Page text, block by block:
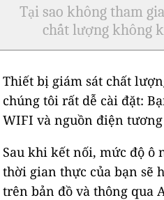
Tại sao không tham
chất lượng không
Thiết bị giám sát chất
chúng tôi rất dễ cài đặt:
WIFI và nguồn điện tương
Sau khi kết nối, mức độ ô
thời gian thực của bạn sẽ
trên bản đồ và thông qua